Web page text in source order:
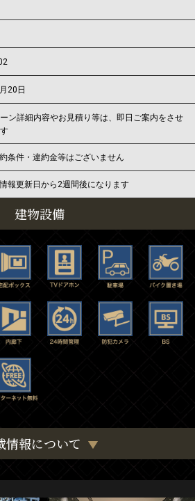
20日
ン詳細内容やお見積り等は、即日ご案内をさせ
条件・違約金等はございません
報更新日から2週間後になります
建物設備
情報について